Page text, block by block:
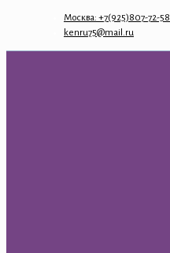
Москва: +7(925)807-72-58
kenru75@mail.ru